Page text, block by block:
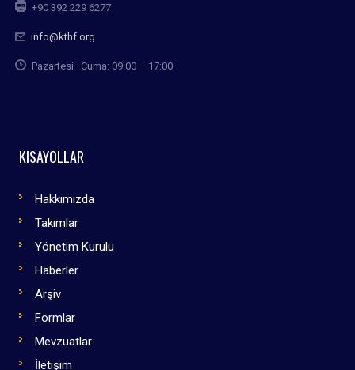
+90 392 229 6277
info@kthf.org
Pazartesi–Cuma: 09:00 – 17:00
KISAYOLLAR
Hakkımızda
Takımlar
Yönetim Kurulu
Haberler
Arşiv
Formlar
Mevzuatlar
İletişim